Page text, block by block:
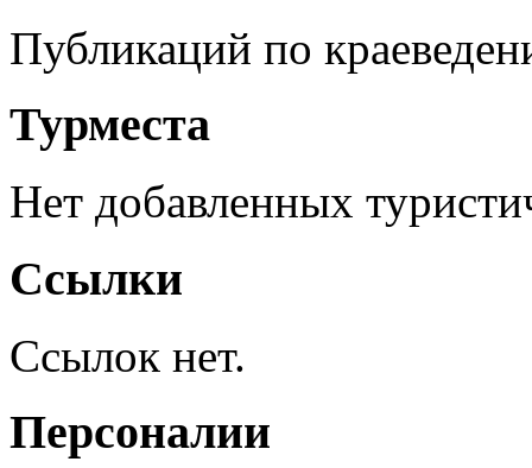
Публикаций по
Турместа
Нет добавленных
Ссылки
Ссылок нет.
Персоналии